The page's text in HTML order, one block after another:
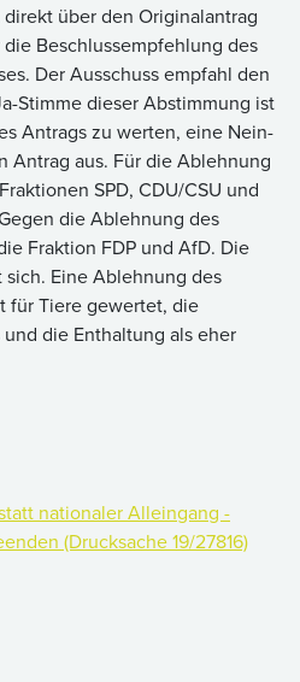
über den Originalantrag
Beschlussempfehlung des
Der Ausschuss empfahl den
Stimme dieser Abstimmung ist
Antrags zu werten, eine Nein-
Antrag aus. Für die Ablehnung
SPD, CDU/CSU und
die Ablehnung des
Fraktion FDP und AfD. Die
Eine Ablehnung des
für Tiere gewertet, die
die Enthaltung als eher
nationaler Alleingang -
(Drucksache 19/27816)